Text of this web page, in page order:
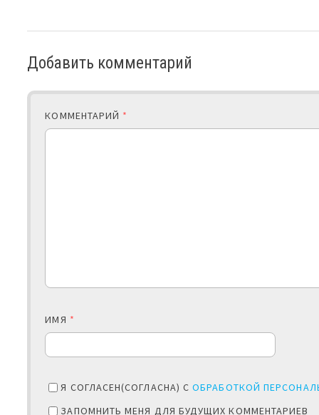
Добавить комментарий
КОММЕНТАРИЙ *
ИМЯ *
Я СОГЛАСЕН(СОГЛАСНА) СОБРАБОТКОЙ
ЗАПОМНИТЬ МЕНЯ ДЛЯ БУДУЩИХ КОММЕНТАРИЕВ